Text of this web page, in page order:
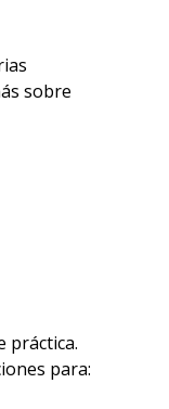
sobre
práctica.
para: